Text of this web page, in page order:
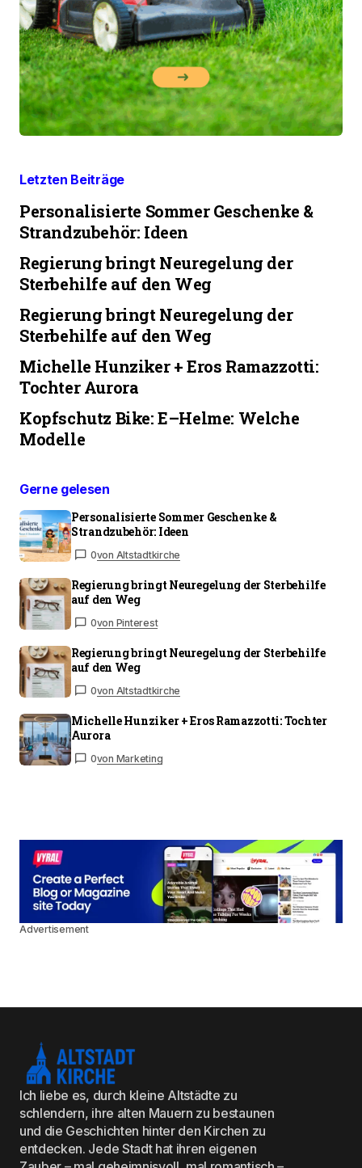
Letzten Beiträge
Personalisierte Sommer Geschenke &
Strandzubehör: Ideen
Regierung bringt Neuregelung der
Sterbehilfe auf den Weg
Regierung bringt Neuregelung der
Sterbehilfe auf den Weg
Michelle Hunziker + Eros Ramazzotti:
Tochter Aurora
Kopfschutz Bike: E–Helme: Welche
Modelle
Gerne gelesen
Personalisierte Sommer Geschenke &
Strandzubehör: Ideen
0von Altstadtkirche
Regierung bringt Neuregelung der Sterbehilfe
auf den Weg
0von Pinterest
Regierung bringt Neuregelung der Sterbehilfe
auf den Weg
0von Altstadtkirche
Michelle Hunziker + Eros Ramazzotti: Tochter
Aurora
0von Marketing
Advertisement
Ich liebe es, durch kleine Altstädte zu
schlendern, ihre alten Mauern zu bestaunen
und die Geschichten hinter den Kirchen zu
entdecken. Jede Stadt hat ihren eigenen